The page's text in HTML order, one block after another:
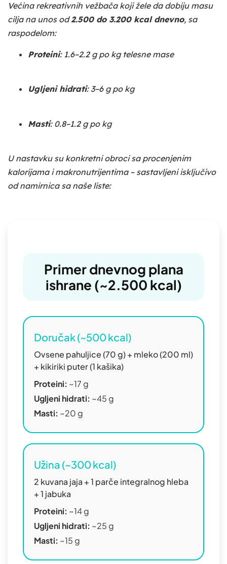
Većina rekreativnih vežbača koji žele da dobiju masu
cilja na unos od2.500 do 3.200 kcal dnevno, sa
raspodelom:
Proteini: 1.6–2.2 g po kg telesne mase
Ugljeni hidrati: 3–6 g po kg
Masti: 0.8–1.2 g po kg
U nastavku su konkretni obroci sa procenjenim
kalorijama i makronutrijentima – sastavljeni isključivo
od namirnica sa naše liste:
Primer dnevnog plana
ishrane (~2.500 kcal)
Doručak (~500 kcal)
Ovsene pahuljice (70 g) + mleko (200 ml)
+ kikiriki puter (1 kašika)
Proteini: ~17 g
Ugljeni hidrati: ~45 g
Masti: ~20 g
Užina (~300 kcal)
2 kuvana jaja + 1 parče integralnog hleba
+ 1 jabuka
Proteini: ~14 g
Ugljeni hidrati: ~25 g
Masti: ~15 g